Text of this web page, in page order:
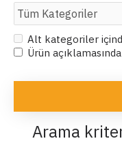
Alt kategoriler
Ürün
Arama